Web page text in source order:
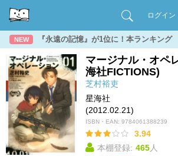
ログイン
NEW 『永遠の記憶』が1位に！本ランキング
マージナル・オペ
海社FICTIONS)
芝村裕吏
星海社
(2012.02.21)
ISBN・EAN: 9784061388239
3.94
本棚登録: 465人